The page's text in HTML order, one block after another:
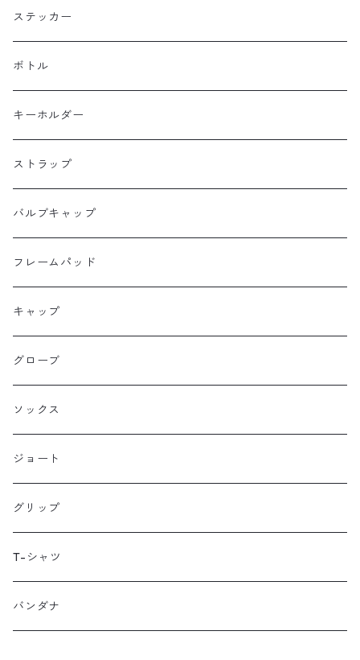
BOGEWORKS
Burrito House Original
CAMELCHOPS
Dripper cycle
Ellum Bag Works
Farewell
Farther Bag Co
HANDUP
HMPL
Loophole Bags
Lords Luggage
LUGS NOT DRUGS
MECHANIX WEAR
フォークバッグ
ステムバッグ
フレームバッグ
ドリンクバッグ
リアトップチューブバッグ
サドルバッグ
サコッシュ
ポーチ・財布
バックパック
ステッカー
ボトル
キーホルダー
ストラップ
バルブキャップ
フレームパッド
キャップ
グローブ
ソックス
ジョート
グリップ
T-シャツ
バンダナ